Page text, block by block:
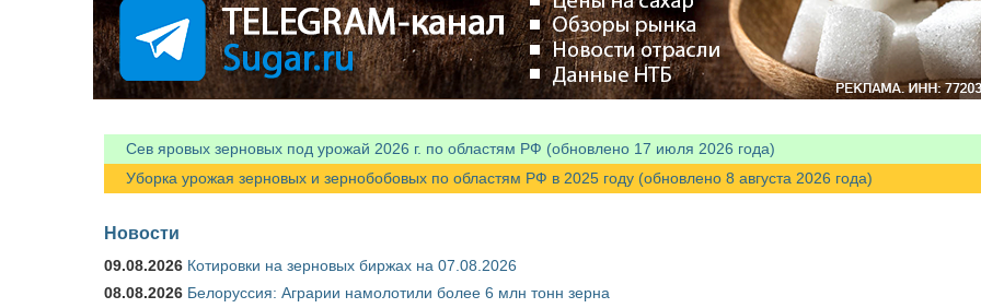
Сев яровых зерновых под урожай 2026 г. по областям РФ (обновлено 17 июля 2026 года)
Уборка урожая зерновых и зернобобовых по областям РФ в 2025 году (обновлено 8 августа 2026 года)
Новости
09.08.2026 Котировки на зерновых биржах на 07.08.2026
08.08.2026 Белоруссия: Аграрии намолотили более 6 млн тонн зерна